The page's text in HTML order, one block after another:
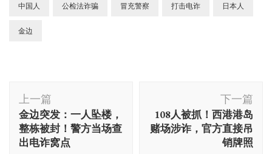
中国人 公检法诈骗 冒充警察 打击电诈 日本人
金边
博
文
导
航
上一篇
金边突发：一人坠楼，
整栋被封！警方当场查
出电诈窝点
下一篇
108人被抓！西港港岛
赌场涉诈，官方直接吊
销牌照